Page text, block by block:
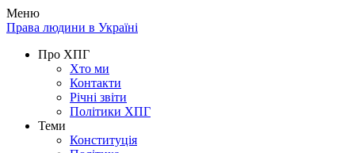
Меню
Права людини в Україні
Про ХПГ
Хто ми
Контакти
Річні звіти
Політики ХПГ
Теми
Конституція